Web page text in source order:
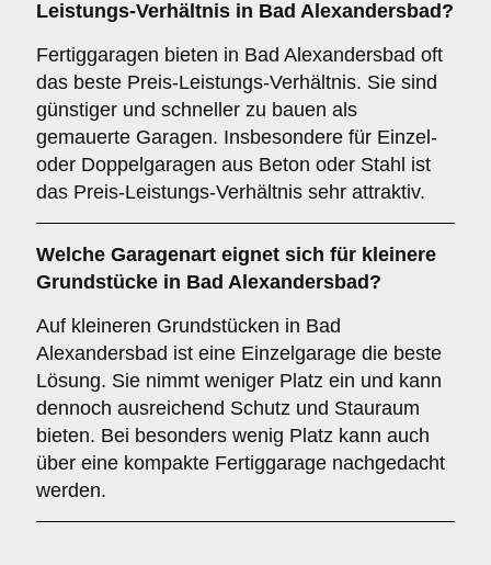
Leistungs-Verhältnis in Bad Alexandersbad?
Fertiggaragen bieten in Bad Alexandersbad oft
das beste Preis-Leistungs-Verhältnis. Sie sind
günstiger und schneller zu bauen als
gemauerte Garagen. Insbesondere für Einzel-
oder Doppelgaragen aus Beton oder Stahl ist
das Preis-Leistungs-Verhältnis sehr attraktiv.
Welche Garagenart eignet sich für kleinere
Grundstücke in Bad Alexandersbad?
Auf kleineren Grundstücken in Bad
Alexandersbad ist eine Einzelgarage die beste
Lösung. Sie nimmt weniger Platz ein und kann
dennoch ausreichend Schutz und Stauraum
bieten. Bei besonders wenig Platz kann auch
über eine kompakte Fertiggarage nachgedacht
werden.